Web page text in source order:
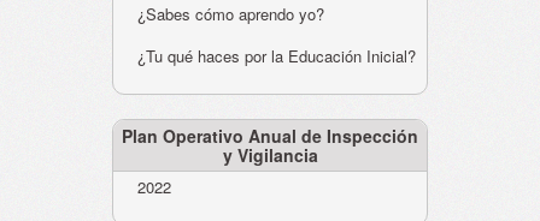
¿Sabes cómo aprendo yo?
¿Tu qué haces por la Educación Inicial?
Plan Operativo Anual de Inspección
y Vigilancia
2022